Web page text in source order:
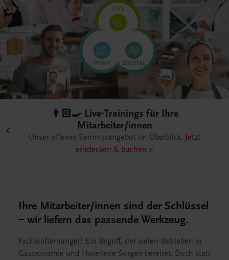
👨🏻‍🍳 Live-Trainings für Ihre
Mitarbeiter/innen
Unser offenes Seminarangebot im Überblick. Jetzt
entdecken & buchen >
Ihre Mitarbeiter/innen sind der Schlüssel
– wir liefern das passende Werkzeug.
Fachkräftemangel? Ein Begriff, der vielen Betrieben in
Gastronomie und Hotellerie Sorgen bereitet. Doch statt